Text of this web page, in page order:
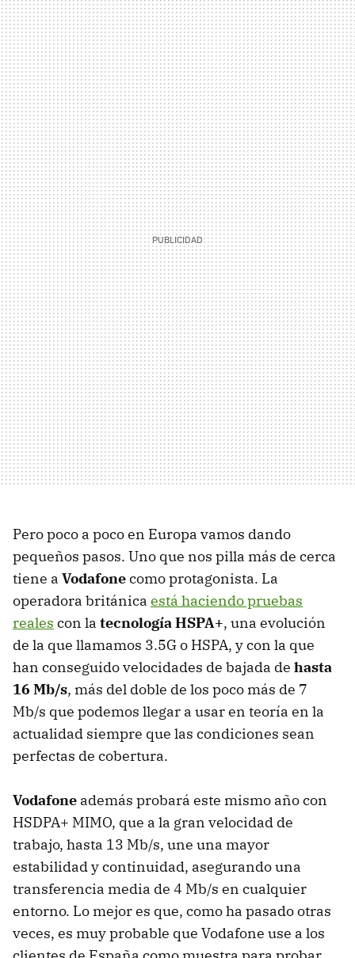
Pero poco a poco en Europa vamos dando
pequeños pasos. Uno que nos pilla más de cerca
tiene a Vodafonecomo protagonista. La
operadora británica está haciendo pruebas
reales con la tecnología HSPA+, una evolución
de la que llamamos 3.5G o HSPA, y con la que
han conseguido velocidades de bajada de hasta
16 Mb/s, más del doble de los poco más de 7
Mb/s que podemos llegar a usar en teoría en la
actualidad siempre que las condiciones sean
perfectas de cobertura.
Vodafone además probará este mismo año con
HSDPA+ MIMO, que a la gran velocidad de
trabajo, hasta 13 Mb/s, une una mayor
estabilidad y continuidad, asegurando una
transferencia media de 4 Mb/s en cualquier
entorno. Lo mejor es que, como ha pasado otras
veces, es muy probable que Vodafone use a los